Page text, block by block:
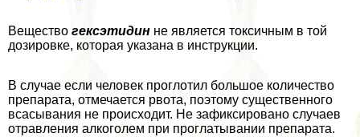
Вещество гексэтидин не является токсичным в той
дозировке, которая указана в инструкции.
В случае если человек проглотил большое количество
препарата, отмечается рвота, поэтому существенного
всасывания не происходит. Не зафиксировано случаев
отравления алкоголем при проглатывании препарата.